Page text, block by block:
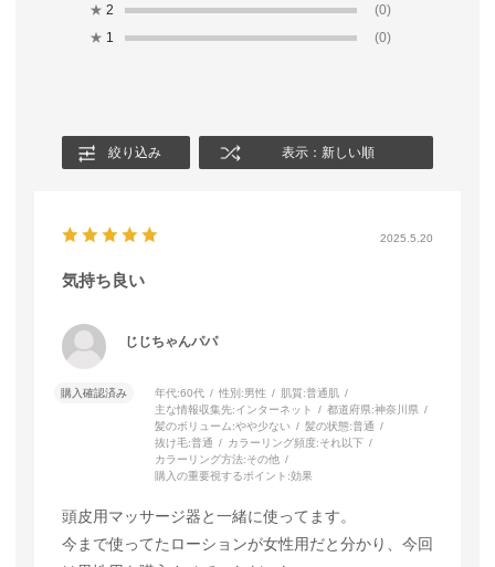
★ 2
(0)
★ 1 (0)
絞り込み 表示：新しい順
2025.5.20
気持ち良い
じじちゃんパパ
購入確認済み 年代:60代 性別:男性 肌質:普通肌
主な情報収集先:インターネット 都道府県:神奈川県
髪のボリューム:やや少ない 髪の状態:普通
抜け毛:普通 カラーリング頻度:それ以下
カラーリング方法:その他
購入の重要視するポイント:効果
頭皮用マッサージ器と一緒に使ってます。
今まで使ってたローションが女性用だと分かり、今回